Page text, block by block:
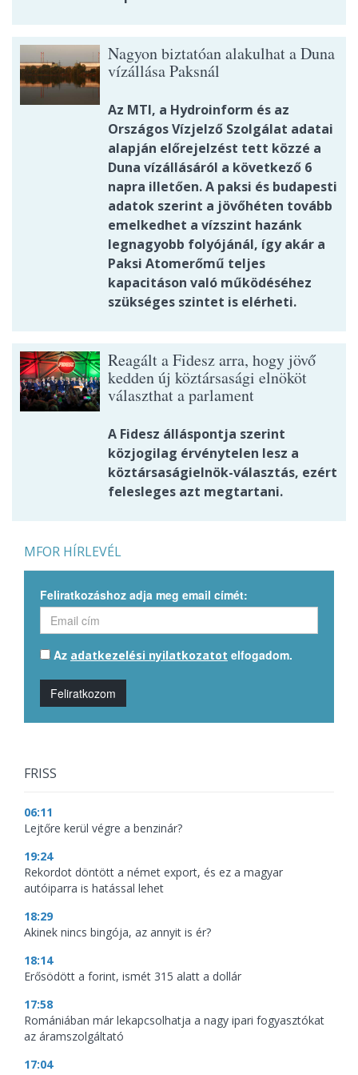
Nagyon biztatóan alakulhat a Duna
vízállása Paksnál
Az MTI, a Hydroinform és az
Országos Vízjelző Szolgálat adatai
alapján előrejelzést tett közzé a
Duna vízállásáról a következő 6
napra illetően. A paksi és budapesti
adatok szerint a jövőhéten tovább
emelkedhet a vízszint hazánk
legnagyobb folyójánál, így akár a
Paksi Atomerőmű teljes
kapacitáson való működéséhez
szükséges szintet is elérheti.
Reagált a Fidesz arra, hogy jövő
kedden új köztársasági elnököt
választhat a parlament
A Fidesz álláspontja szerint
közjogilag érvénytelen lesz a
köztársaságielnök-választás, ezért
felesleges azt megtartani.
MFOR HÍRLEVÉL
Feliratkozáshoz adja meg email címét:
Az adatkezelési nyilatkozatot elfogadom.
Feliratkozom
FRISS
06:11
Lejtőre kerül végre a benzinár?
19:24
Rekordot döntött a német export, és ez a magyar
autóiparra is hatással lehet
18:29
Akinek nincs bingója, az annyit is ér?
18:14
Erősödött a forint, ismét 315 alatt a dollár
17:58
Romániában már lekapcsolhatja a nagy ipari fogyasztókat
az áramszolgáltató
17:04